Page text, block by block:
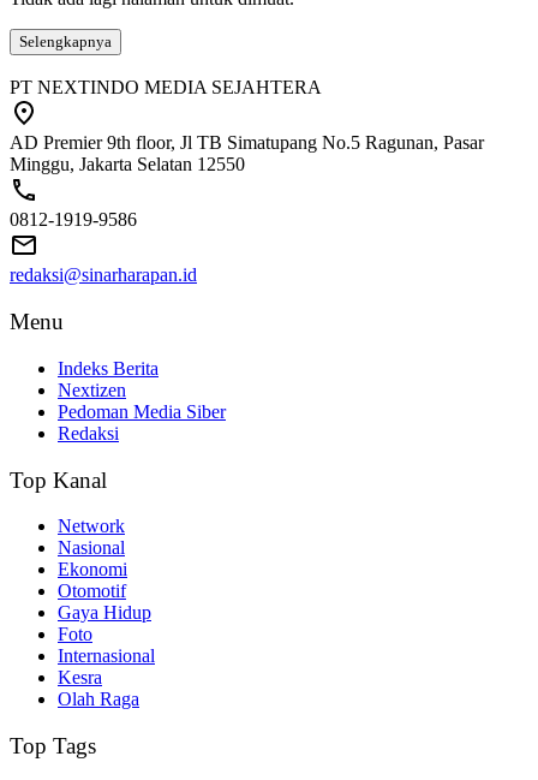
Selengkapnya
PT NEXTINDO MEDIA SEJAHTERA
AD Premier 9th floor, Jl TB Simatupang No.5 Ragunan, Pasar
Minggu, Jakarta Selatan 12550
0812-1919-9586
redaksi@sinarharapan.id
Menu
Indeks Berita
Nextizen
Pedoman Media Siber
Redaksi
Top Kanal
Network
Nasional
Ekonomi
Otomotif
Gaya Hidup
Foto
Internasional
Kesra
Olah Raga
Top Tags